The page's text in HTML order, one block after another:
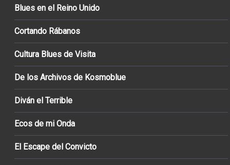
Blues en el Reino Unido
Cortando Rábanos
Cultura Blues de Visita
De los Archivos de Kosmoblue
Diván el Terrible
Ecos de mi Onda
El Escape del Convicto